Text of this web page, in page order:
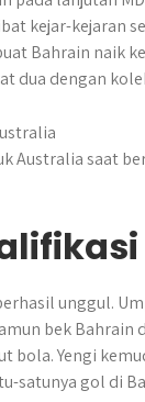
kejar-kejaran
Bahrain naik
dua dengan
Australia saat
unggul.
bek
bola. Yengi
satunya gol di